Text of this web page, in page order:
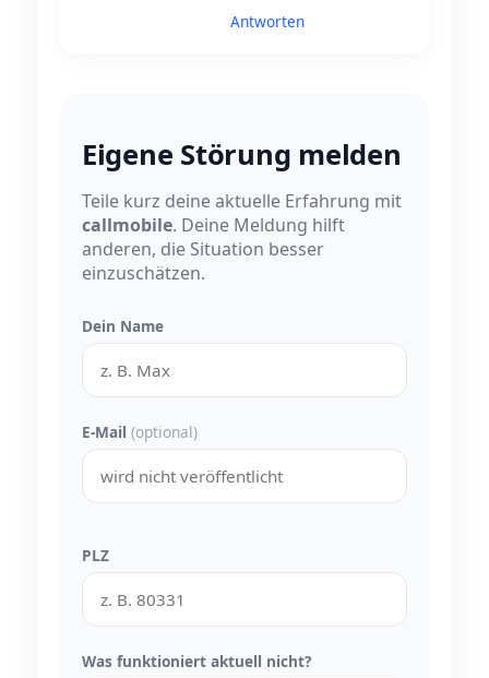
Antworten
Eigene Störung melden
Teile kurz deine aktuelle Erfahrung mit
callmobile. Deine Meldung hilft
anderen, die Situation besser
einzuschätzen.
Dein Name
E-Mail (optional)
PLZ
Was funktioniert aktuell nicht?